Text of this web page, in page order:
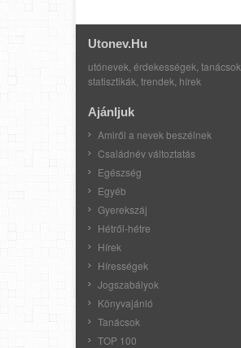
Utonev.hu
utónevek, érdekességek, tanácsok,
statisztikák, trendek, hírek
Ajánljuk
Amiről a nevek beszélnek
Családnév változtatás
Egészség
Egyéb
Gyerekszáj
Hétről-hétre
Hírek
Hírességek
Jogszabályok
Könyvajánló
Tanácsok
TOP 100